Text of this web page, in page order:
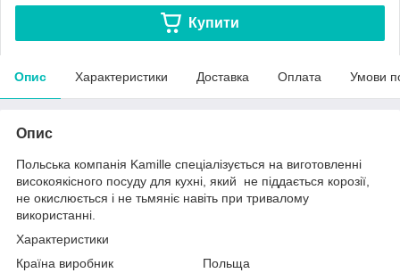
Купити
Опис Характеристики Доставка Оплата Умови
Опис
Польська компанія Kamille спеціалізується на виготовленні
високоякісного посуду для кухні, який не піддається корозії,
не окислюється і не тьмяніє навіть при тривалому
використанні.
Характеристики
Країна виробник Польща